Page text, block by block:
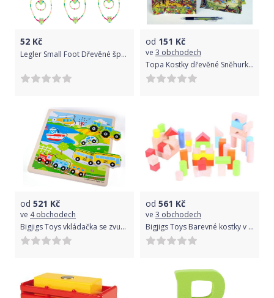
52 Kč
Legler Small Foot Dřevěné šperky se sovou zelené 2 ks
od 151 Kč
ve 3 obchodech
Topa Kostky dřevěné Sněhurka 12 kusů
od 521 Kč
ve 4 obchodech
Bigjigs Toys vkládačka se zvukem Doprava
od 561 Kč
ve 3 obchodech
Bigjigs Toys Barevné kostky v kyblíku Bigjigs Baby 50 ks